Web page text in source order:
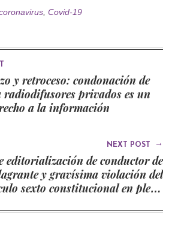
Covid-19
y retroceso: condonación de
radiodifusores privados es un
a la información
NEXT POST →
editorialización de conductor de
y gravísima violación del
sexto constitucional en plena